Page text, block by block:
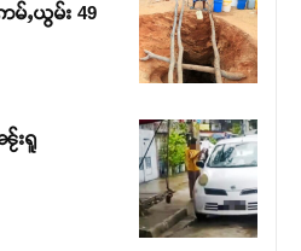
Now
ႇယွမ်း 49
းရူ